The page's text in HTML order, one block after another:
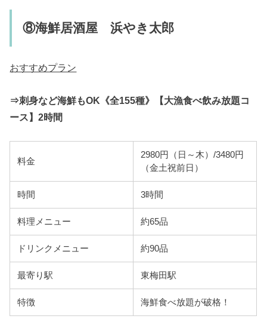
⑧海鮮居酒屋 浜やき太郎
おすすめプラン
⇒刺身など海鮮もOK《全155種》【大漁食べ飲み放題コ
ース】2時間
料金
2980円（日～木）/3480円
（金土祝前日）
時間 3時間
料理メニュー 約65品
ドリンクメニュー 約90品
最寄り駅 東梅田駅
特徴 海鮮食べ放題が破格！